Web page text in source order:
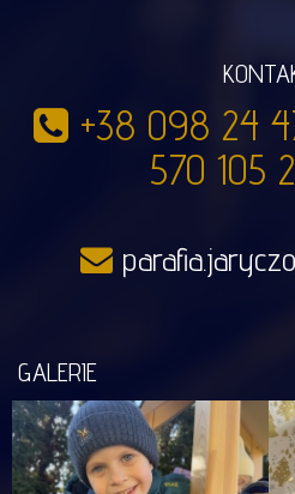
+38 098 24
570 105
GALERIE